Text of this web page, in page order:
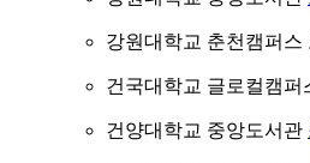
강원대학교 춘천캠퍼스
건국대학교 글로컬캠퍼
건양대학교 중앙도서관